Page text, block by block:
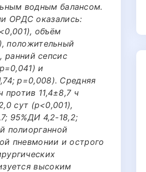
водным балансом.
ОРДС оказались:
объём
положительный
ранний сепсис
и
p=0,008). Средняя
11,4±8,7 ч
сут (p<0,001),
95%ДИ 4,2-18,2;
полиорганной
пневмонии и острого
высоким